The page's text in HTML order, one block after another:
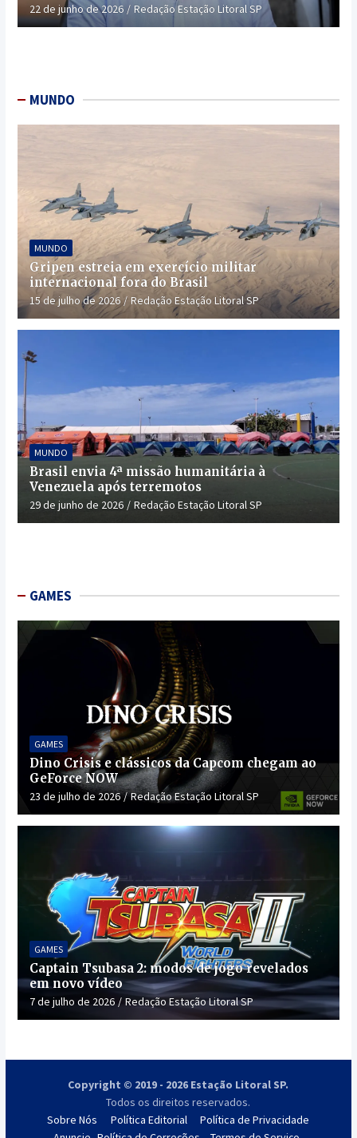
22 de junho de 2026 Redação Estação Litoral SP
MUNDO
MUNDO
Gripen estreia em exercício militar
internacional fora do Brasil
15 de julho de 2026 Redação Estação Litoral SP
MUNDO
Brasil envia 4ª missão humanitária à
Venezuela após terremotos
29 de junho de 2026 Redação Estação Litoral SP
GAMES
GAMES
Dino Crisis e clássicos da Capcom chegam ao
GeForce NOW
23 de julho de 2026 Redação Estação Litoral SP
GAMES
Captain Tsubasa 2: modos de jogo revelados
em novo vídeo
7 de julho de 2026 Redação Estação Litoral SP
Copyright © 2019 - 2026 Estação Litoral SP.
Todos os direitos reservados.
Sobre Nós
Política Editorial
Política de Privacidade